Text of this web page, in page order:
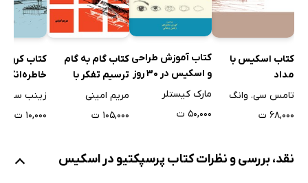
کتاب اسکیس با
مداد
تامس سی. وانگ
۶۸,۰۰۰ ت
کتاب آموزش طراحی
و اسکیس در 30 روز
مارک کیستلر
۵۰,۰۰۰ ت
کتاب گام به گام
ترسیم تفکر با
اسکیس
مریم امینی
۱۰۵,۰۰۰ ت
کتاب
خاطره‌انگیز
دانشجویی
زینب
۱۰,۰۰۰ ت
نقد، بررسی و نظرات کتاب پرسپکتیو در اسکیس